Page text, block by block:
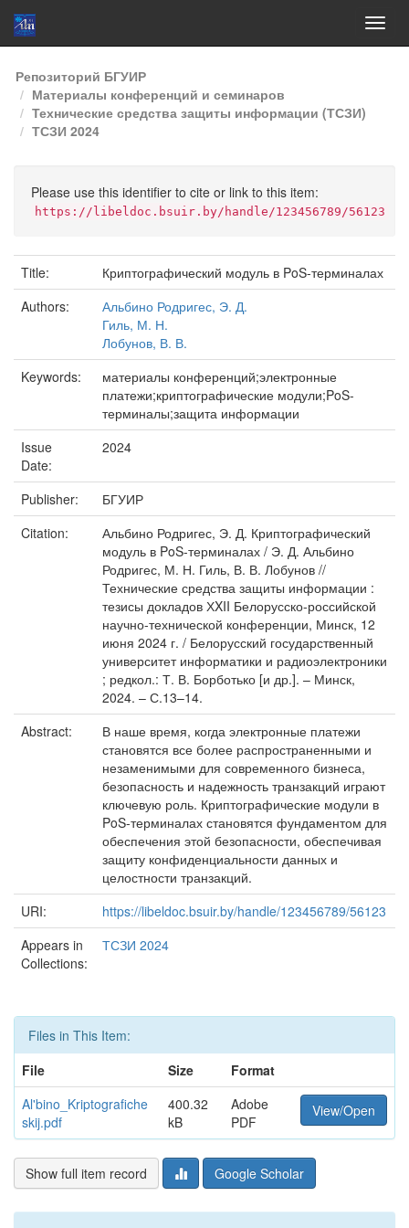
Skip
navigation
Репозиторий БГУИР
Материалы конференций и семинаров
Технические средства защиты информации (ТСЗИ)
ТСЗИ 2024
Please use this identifier to cite or link to this item:
https://libeldoc.bsuir.by/handle/123456789/56123
Title:
Криптографический модуль в PoS-терминалах
Authors:
Альбино Родригес, Э. Д.
Гиль, М. Н.
Лобунов, В. В.
Keywords:
материалы конференций;электронные
платежи;криптографические модули;PoS-
терминалы;защита информации
Issue
Date:
2024
Publisher:
БГУИР
Citation:
Альбино Родригес, Э. Д. Криптографический
модуль в PoS-терминалах / Э. Д. Альбино
Родригес, М. Н. Гиль, В. В. Лобунов //
Технические средства защиты информации :
тезисы докладов ХXII Белорусско-российской
научно-технической конференции, Минск, 12
июня 2024 г. / Белорусский государственный
университет информатики и радиоэлектроники
; редкол.: Т. В. Борботько [и др.]. – Минск,
2024. – С.13–14.
Abstract:
В наше время, когда электронные платежи
становятся все более распространенными и
незаменимыми для современного бизнеса,
безопасность и надежность транзакций играют
ключевую роль. Криптографические модули в
PoS-терминалах становятся фундаментом для
обеспечения этой безопасности, обеспечивая
защиту конфиденциальности данных и
целостности транзакций.
URI:
https://libeldoc.bsuir.by/handle/123456789/56123
Appears in
Collections:
ТСЗИ 2024
Files in This Item:
File
Size
Format
Al'bino_Kriptografiche
skij.pdf
400.32
kB
Adobe
PDF
View/Open
Show full item record Google Scholar